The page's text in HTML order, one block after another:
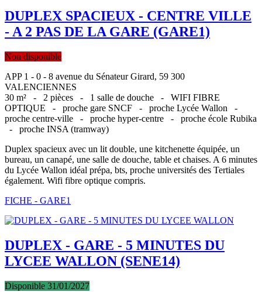
DUPLEX SPACIEUX - CENTRE VILLE
- A 2 PAS DE LA GARE (GARE1)
Non disponible
APP 1 - 0 - 8 avenue du Sénateur Girard, 59 300
VALENCIENNES
30 m² - 2 pièces - 1 salle de douche - WIFI FIBRE
OPTIQUE - proche gare SNCF - proche Lycée Wallon -
proche centre-ville - proche hyper-centre - proche école Rubika
- proche INSA (tramway)
Duplex spacieux avec un lit double, une kitchenette équipée, un
bureau, un canapé, une salle de douche, table et chaises. A 6 minutes
du Lycée Wallon idéal prépa, bts, proche universités des Tertiales
également. Wifi fibre optique compris.
FICHE - GARE1
DUPLEX - GARE - 5 MINUTES DU
LYCEE WALLON (SENE14)
Disponible 31/01/2027